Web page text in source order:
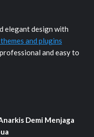
elegant design with
and plugins
and easy to
Demi Menjaga